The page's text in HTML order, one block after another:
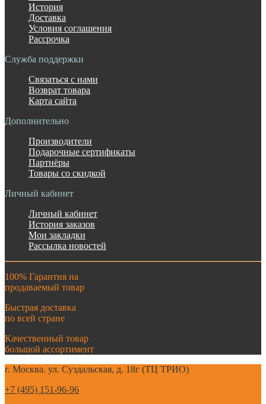
История
Доставка
Условия соглашения
Рассрочка
Служба поддержки
Связаться с нами
Возврат товара
Карта сайта
Дополнительно
Производители
Подарочные сертификаты
Партнёры
Товары со скидкой
Личный кабинет
Личный кабинет
История заказов
Мои закладки
Рассылка новостей
100% Гарантия на
продаваемый товар
Быстрая доставка
по всей стране
Качественный товар
большой ассортимент
г. Москва. ул. Суздальская, д. 18г (ТЦ ТРИО)
+7 (495) 151-96-96